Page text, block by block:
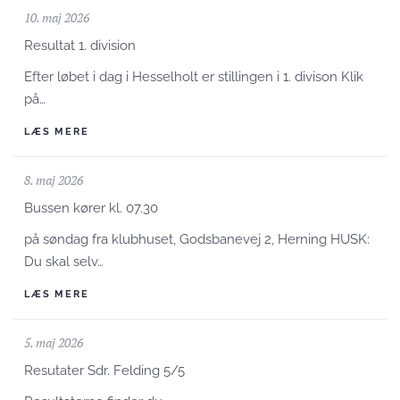
10. maj 2026
Resultat 1. division
Efter løbet i dag i Hesselholt er stillingen i 1. divison Klik
på…
LÆS MERE
8. maj 2026
Bussen kører kl. 07.30
på søndag fra klubhuset, Godsbanevej 2, Herning HUSK:
Du skal selv…
LÆS MERE
5. maj 2026
Resutater Sdr. Felding 5/5